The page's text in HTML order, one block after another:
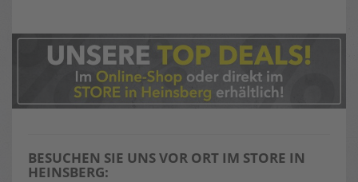
BESUCHEN SIE UNS VOR ORT IM STORE IN
HEINSBERG: